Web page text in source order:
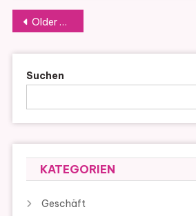
Posts
navigation
Older posts
Suchen
KATEGORIEN
Geschäft